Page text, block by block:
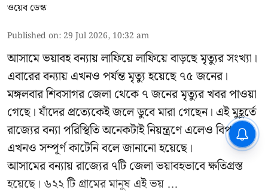
ওয়েব ডেস্ক
Published on: 29 Jul 2026, 10:32 am
আসামে ভয়াবহ বন্যায় লাফিয়ে লাফিয়ে বাড়ছে মৃত্যুর সংখ্যা।
এবারের বন্যায় এখনও পর্যন্ত মৃত্যু হয়েছে ৭৫ জনের।
মঙ্গলবার শিবসাগর জেলা থেকে ৭ জনের মৃত্যুর খবর পাওয়া
গেছে। যাঁদের প্রত্যেকেই জলে ডুবে মারা গেছেন। এই মুহূর্তে
রাজ্যের বন্যা পরিস্থিতি অনেকটাই নিয়ন্ত্রণে এলেও বিপদ
এখনও সম্পূর্ণ কাটেনি বলে জানানো হয়েছে।
আসামের বন্যায় রাজ্যের ৭টি জেলা ভয়াবহভাবে ক্ষতিগ্রস্ত
হয়েছে। ৬২২ টি গ্রামের মানুষ এই ভয় ...
CPIM: ৬০ লক্ষ নাম বিবেচনাধীন রেখে
ভোট ঘোষণার প্রতিবাদ - আদালতের
দ্বারস্থ হবে সিপিআইএম